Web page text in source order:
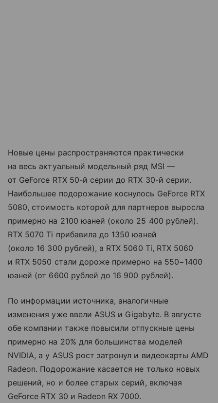
Новые цены распространяются практически
на весь актуальный модельный ряд MSI —
от GeForce RTX 50-й серии до RTX 30-й серии.
Наибольшее подорожание коснулось GeForce RTX
5080, стоимость которой для партнеров выросла
примерно на 2100 юаней (около 25 400 рублей).
RTX 5070 Ti прибавила до 1350 юаней
(около 16 300 рублей), а RTX 5060 Ti, RTX 5060
и RTX 5050 стали дороже примерно на 550−1400
юаней (от 6600 рублей до 16 900 рублей).
По информации источника, аналогичные
изменения уже ввели ASUS и Gigabyte. В августе
обе компании также повысили отпускные цены
примерно на 20% для большинства моделей
NVIDIA, а у ASUS рост затронул и видеокарты AMD
Radeon. Подорожание касается не только новых
решений, но и более старых серий, включая
GeForce RTX 30 и Radeon RX 7000.